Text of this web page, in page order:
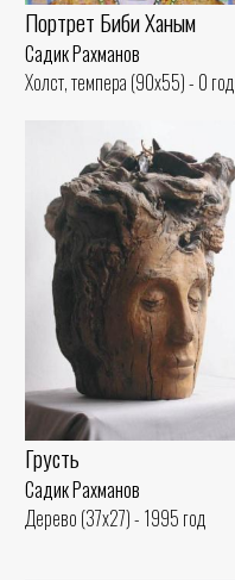
Портрет Биби Ханым
Садик Рахманов
Холст, темпера (90x55) - 0 год
Грусть
Садик Рахманов
Дерево (37x27) - 1995 год